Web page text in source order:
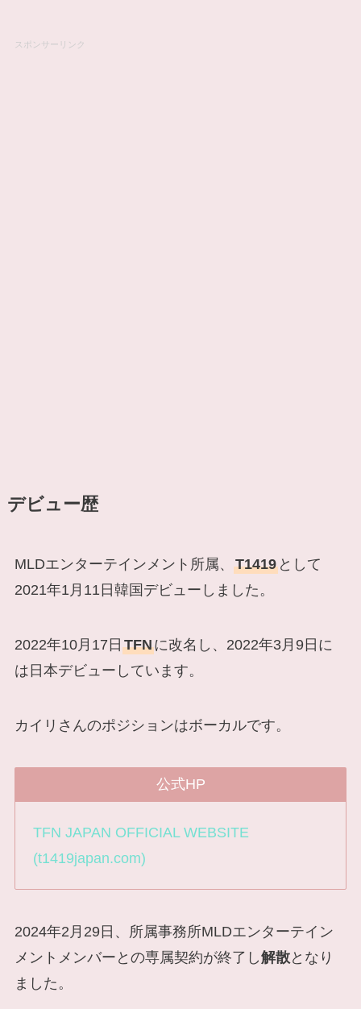
スポンサーリンク
デビュー歴
MLDエンターテインメント所属、 T1419として
2021年1月11日韓国デビューしました。
2022年10月17日 TFNに改名し、2022年3月9日に
は日本デビューしています。
カイリさんのポジションはボーカルです。
公式HP
TFN JAPAN OFFICIAL WEBSITE
(t1419japan.com)
2024年2月29日、所属事務所MLDエンターテイン
メントメンバーとの専属契約が終了し解散となり
ました。